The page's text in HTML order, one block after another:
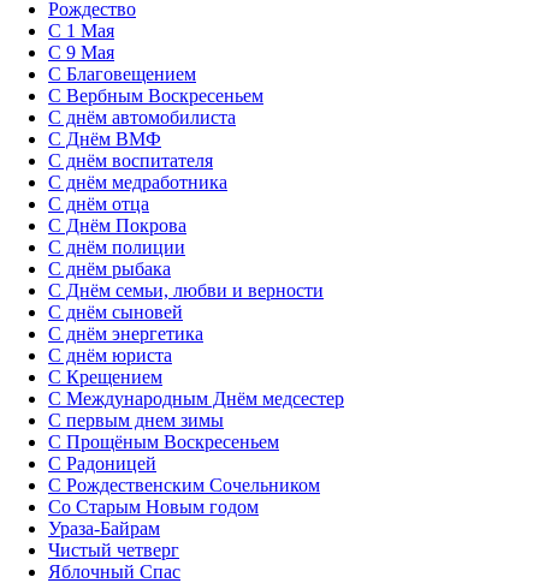
Рождество
С 1 Мая
С 9 Мая
С Благовещением
С Вербным Воскресеньем
С днём автомобилиста
С Днём ВМФ
С днём воспитателя
С днём медработника
С днём отца
С Днём Покрова
С днём полиции
С днём рыбака
С Днём семьи, любви и верности
С днём сыновей
С днём энергетика
С днём юриста
С Крещением
С Международным Днём медсестер
С первым днем зимы
С Прощёным Воскресеньем
С Радоницей
С Рождественским Сочельником
Со Старым Новым годом
Ураза-Байрам
Чистый четверг
Яблочный Спас